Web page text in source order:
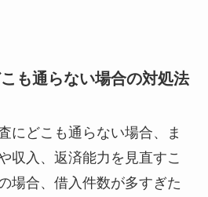
も通らない場合の対処法
にどこも通らない場合、ま
収入、返済能力を見直すこ
場合、借入件数が多すぎた